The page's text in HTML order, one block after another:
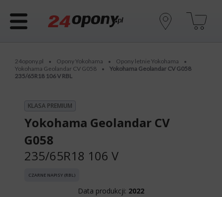
24opony.pl • Opony Yokohama • Opony letnie Yokohama •
Yokohama Geolandar CV G058 •
Yokohama Geolandar CV G058
235/65R18 106 V RBL
KLASA PREMIUM
Yokohama Geolandar CV
G058
235/65R18 106 V
CZARNE NAPISY (RBL)
Data produkcji: 2022